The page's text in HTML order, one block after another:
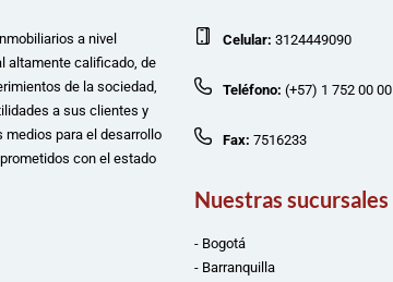
a nivel
altamente calificado, de
de la sociedad,
a sus clientes y
medios para el desarrollo
con el estado
Celular: 3124449090
Teléfono: (+57) 1 752 00 00
Fax: 7516233
Nuestras sucursales
- Bogotá
- Barranquilla